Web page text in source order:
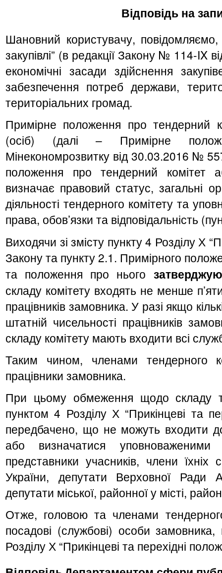
Відповідь на
Шановний користувачу,
закупівлі” (в редакції Закону № 114-IX
економічні засади здійснення
забезпечення потреб держави,
територіальних громад.
Примірне положення про тендерний
(осіб) (далі – Примірне
Мінекономрозвитку від 30.03.2016 №
положення про тендерний комітет
визначає правовий статус, загальні
діяльності тендерного комітету та
права, обов’язки та відповідальність
Виходячи зі змісту пункту 4 Розділу Х
Закону та пункту 2.1. Примірного
та положення про нього
складу комітету входять не менше
працівників замовника. У разі якщо
штатній чисельності працівників
складу комітету мають входити всі
Таким чином, членами тендерного
працівники замовника.
При цьому обмеження щодо складу
пунктом 4 Розділу Х “Прикінцеві та
передбачено, що не можуть входити
або визначатися
представники учасників, члени
України, депутати Верховної Ради
депутати міської, районної у місті,
Отже, головою та членами
посадові (службові) особи
Розділу Х “Прикінцеві та перехідні